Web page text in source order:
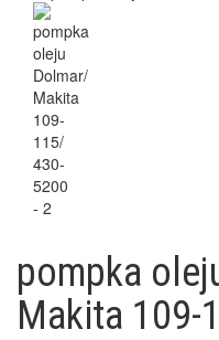
pompka
Makita 109-